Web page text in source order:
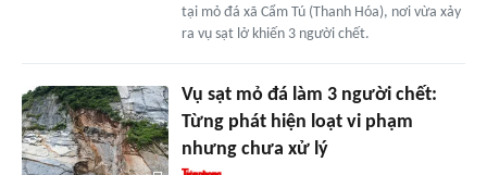
tại mỏ đá xã Cẩm Tú (Thanh Hóa), nơi vừa xảy
ra vụ sạt lở khiến 3 người chết.
Vụ sạt mỏ đá làm 3 người chết:
Từng phát hiện loạt vi phạm
nhưng chưa xử lý